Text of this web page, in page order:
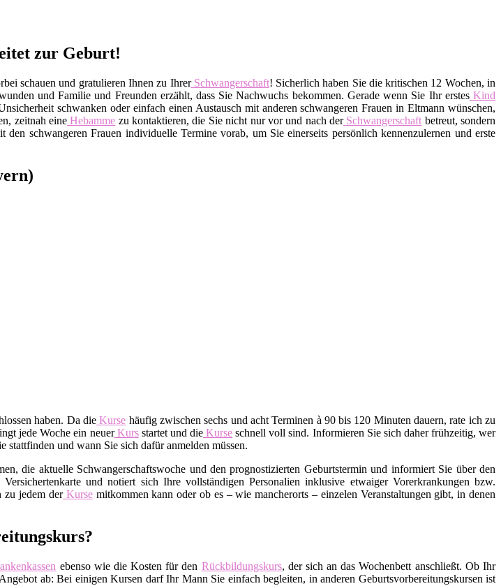
zur Geburt!
schauen und gratulieren Ihnen zu IhrerSchwangerschaft! Sicherlich haben Sie die kritischen 12 Wochen, in
und Familie und Freunden erzählt, dass Sie Nachwuchs bekommen. Gerade wenn Sie Ihr erstesKind
schwanken oder einfach einen Austausch mit anderen schwangeren Frauen in Eltmann wünschen,
zeitnah eine Hebamme zu kontaktieren, die Sie nicht nur vor und nach derSchwangerschaft betreut, sondern
den schwangeren Frauen individuelle Termine vorab, um Sie einerseits persönlich kennenzulernen und erste
haben. Da die Kurse häufig zwischen sechs und acht Terminen à 90 bis 120 Minuten dauern, rate ich zu
jede Woche ein neuerKursstartet und dieKurse schnell voll sind. Informieren Sie sich daher frühzeitig, wer
stattfinden und wann Sie sich dafür anmelden müssen.
die aktuelle Schwangerschaftswoche und den prognostizierten Geburtstermin und informiert Sie über den
und notiert sich Ihre vollständigen Personalien inklusive etwaiger Vorerkrankungen bzw.
zu jedem derKursemitkommen kann oder ob es – wie mancherorts – einzelen Veranstaltungen gibt, in denen
ebenso wie die Kosten für den Rückbildungskurs, der sich an das Wochenbett anschließt. Ob Ihr
ab: Bei einigen Kursen darf Ihr Mann Sie einfach begleiten, in anderen Geburtsvorbereitungskursen ist